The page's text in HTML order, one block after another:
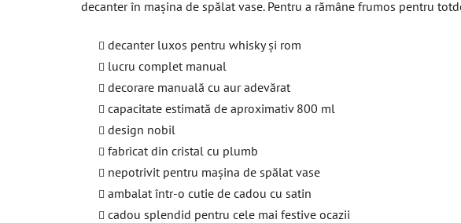
decanter în mașina de spălat vase. Pentru a rămâne frumos pentru
decanter luxos pentru whisky și rom
lucru complet manual
decorare manuală cu aur adevărat
capacitate estimată de aproximativ 800 ml
design nobil
fabricat din cristal cu plumb
nepotrivit pentru mașina de spălat vase
ambalat într-o cutie de cadou cu satin
cadou splendid pentru cele mai festive ocazii